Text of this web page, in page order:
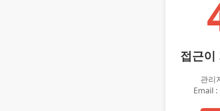
접근이
관리
Email